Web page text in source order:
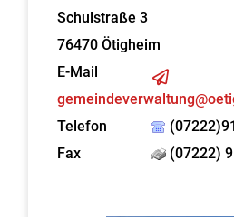
Schulstraße 3
76470 Ötigheim
E-Mail
Telefon
Fax
(07222)